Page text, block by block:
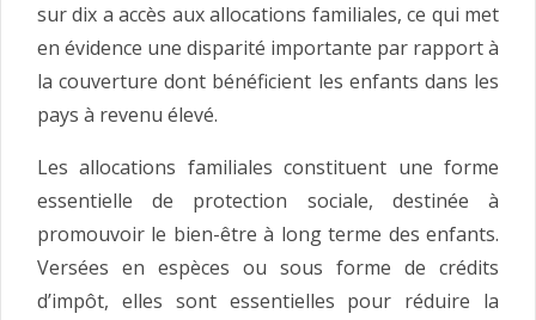
sur dix a accès aux allocations familiales, ce qui met
en évidence une disparité importante par rapport à
la couverture dont bénéficient les enfants dans les
pays à revenu élevé.
Les allocations familiales constituent une forme
essentielle de protection sociale, destinée à
promouvoir le bien-être à long terme des enfants.
Versées en espèces ou sous forme de crédits
d’impôt, elles sont essentielles pour réduire la